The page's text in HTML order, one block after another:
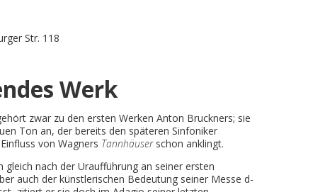
Str. 118
Werk
zwar zu den ersten Werken Anton Bruckners; sie
Ton an, der bereits den späteren Sinfoniker
von Wagners Tannhäuserschon anklingt.
nach der Uraufführung an seiner ersten
auch der künstlerischen Bedeutung seiner Messe d-